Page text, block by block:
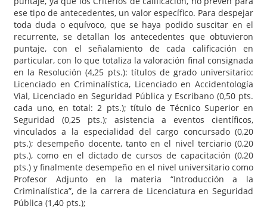
ese tipo de antecedentes, un valor específico. Para despejar
toda duda o equívoco, que se haya podido suscitar en el
recurrente, se detallan los antecedentes que obtuvieron
puntaje, con el señalamiento de cada calificación en
particular, con lo que totaliza la valoración final consignada
en la Resolución (4,25 pts.): títulos de grado universitario:
Licenciado en Criminalística, Licenciado en Accidentología
Vial, Licenciado en Seguridad Pública y Escribano (0,50 pts.
cada uno, en total: 2 pts.); título de Técnico Superior en
Seguridad (0,25 pts.); asistencia a eventos científicos,
vinculados a la especialidad del cargo concursado (0,20
pts.); desempeño docente, tanto en el nivel terciario (0,20
pts.), como en el dictado de cursos de capacitación (0,20
pts.) y finalmente desempeño en el nivel universitario como
Profesor Adjunto en la materia “Introducción a la
Criminalística”, de la carrera de Licenciatura en Seguridad
Pública (1,40 pts.);